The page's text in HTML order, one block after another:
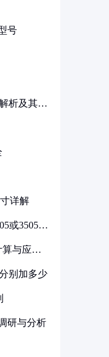
号
析及其在
详解
或3505代
算与应用
别加多少
研与分析